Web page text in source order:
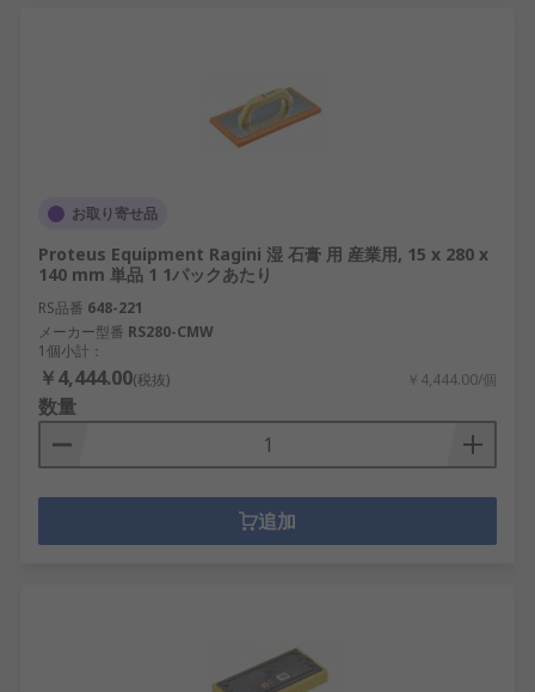
お取り寄せ品
Proteus Equipment Ragini 湿 石膏 用 産業用, 15 x 280 x
140 mm 単品 1 1パックあたり
RS品番 648-221
メーカー型番 RS280-CMW
1個小計：
￥4,444.00(税抜) ￥4,444.00/個
数量
追加